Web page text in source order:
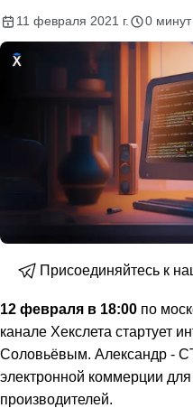
11 февраля 2021 г. 0 минут
Присоединяйтесь к
12 февраля в 18:00 по
канале Хекслета стартует
Соловьёвым. Александр -
электронной коммерции
производителей.